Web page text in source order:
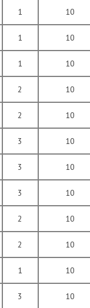
1 10
1 10
1 10
2 10
2 10
3 10
3 10
3 10
2 10
2 10
1 10
3 10